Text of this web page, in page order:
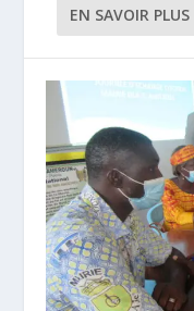
EN SAVOIR PLUS